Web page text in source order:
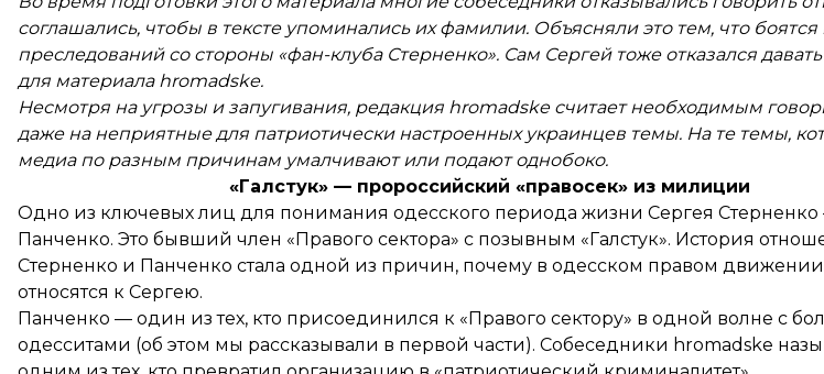
соглашались, чтобы в тексте упоминались их фамилии. Объясняли это тем, что
преследований со стороны «фан-клуба Стерненко». Сам Сергей тоже отказался
для материала hromadske.
Несмотря на угрозы и запугивания, редакция hromadske считает необходимым
даже на неприятные для патриотически настроенных украинцев темы. На те темы,
медиа по разным причинам умалчивают или подают однобоко.
«Галстук» — пророссийский «правосек» из милиции
Одно из ключевых лиц для понимания одесского периода жизни Сергея
Панченко. Это бывший член «Правого сектора» с позывным «Галстук». История
Стерненко и Панченко стала одной из причин, почему в одесском правом движении
относятся к Сергею.
Панченко — один из тех, кто присоединился к «Правого сектору» в одной волне с
одесситами (об этом мы рассказывали в первой части). Собеседники hromadske